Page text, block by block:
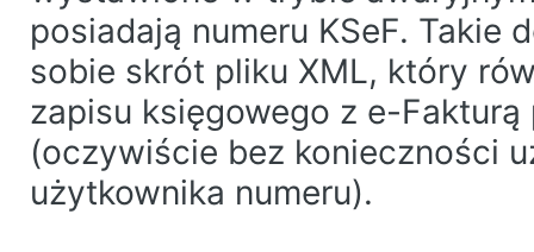
posiadają numeru KSeF. Takie
sobie skrót pliku XML, który
zapisu księgowego z e-Fakturą
(oczywiście bez konieczności
użytkownika numeru).